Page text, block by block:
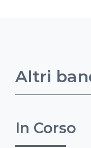
Altri
In Corso